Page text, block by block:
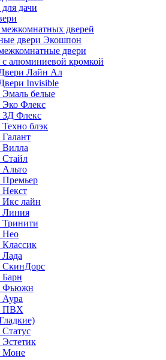
дачи
дверей
двери Экошпон
двери
с алюминиевой кромкой
Лайн Ал
Invisible
Эмаль белые
Эко Флекс
3Д Флекс
блэк
Вилла
Стайл
Альто
Премьер
Некст
Икс лайн
Линия
Тринити
Нео
СкинДорс
Фьюжн
Аура
ПВХ
Моне